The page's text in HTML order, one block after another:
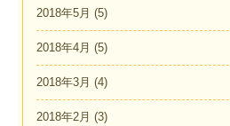
2018年5月 (5)
2018年4月 (5)
2018年3月 (4)
2018年2月 (3)